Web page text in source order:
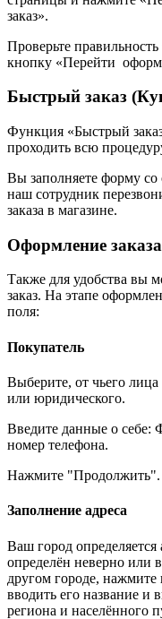
заказ».
Проверьте
кнопку «Перейти
Быстрый заказ
Функция «Быстрый
проходить всю
Вы заполняете форму
наш сотрудник
заказа в магазине.
Оформление
Также для удобства вы
заказ. На этапе
поля:
Покупатель
Выберите, от чьего
или юридического.
Введите данные о себе:
номер телефона.
Нажмите "Продолжить".
Заполнение адреса
Ваш город
определён неверно или
другом городе,
вводить его название и
региона и населённого